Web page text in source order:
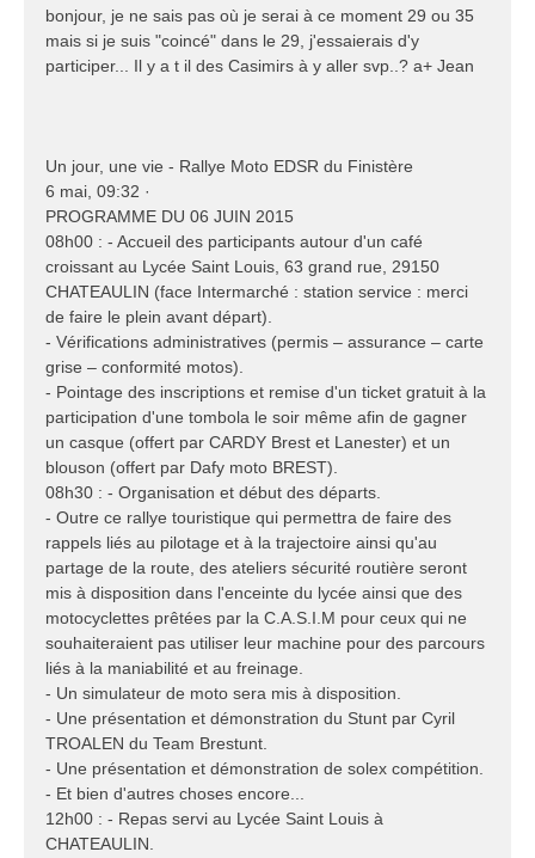
s
g
bonjour, je ne sais pas où je serai à ce moment 29 ou 35
mais si je suis "coincé" dans le 29, j'essaierais d'y
participer... Il y a t il des Casimirs à y aller svp..? a+ Jean
Un jour, une vie - Rallye Moto EDSR du Finistère
6 mai, 09:32 ·
PROGRAMME DU 06 JUIN 2015
08h00 : - Accueil des participants autour d'un café
croissant au Lycée Saint Louis, 63 grand rue, 29150
CHATEAULIN (face Intermarché : station service : merci
de faire le plein avant départ).
- Vérifications administratives (permis – assurance – carte
grise – conformité motos).
- Pointage des inscriptions et remise d'un ticket gratuit à la
participation d'une tombola le soir même afin de gagner
un casque (offert par CARDY Brest et Lanester) et un
blouson (offert par Dafy moto BREST).
08h30 : - Organisation et début des départs.
- Outre ce rallye touristique qui permettra de faire des
rappels liés au pilotage et à la trajectoire ainsi qu'au
partage de la route, des ateliers sécurité routière seront
mis à disposition dans l'enceinte du lycée ainsi que des
motocyclettes prêtées par la C.A.S.I.M pour ceux qui ne
souhaiteraient pas utiliser leur machine pour des parcours
liés à la maniabilité et au freinage.
- Un simulateur de moto sera mis à disposition.
- Une présentation et démonstration du Stunt par Cyril
TROALEN du Team Brestunt.
- Une présentation et démonstration de solex compétition.
- Et bien d'autres choses encore...
12h00 : - Repas servi au Lycée Saint Louis à
CHATEAULIN.